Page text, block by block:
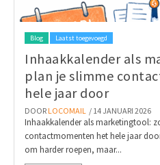
Blog Laatst toegevoegd
Inhaakkalender als
plan je slimme
hele jaar door
DOOR LOCOMAIL / 14 JANUARI 2026
Inhaakkalender als marketingtool:
contactmomenten het hele jaar
om harder roepen, maar...